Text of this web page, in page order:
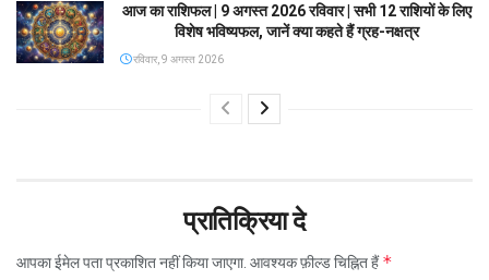
आज का राशिफल | 9 अगस्त 2026 रविवार | सभी 12 राशियों के लिए
विशेष भविष्यफल, जानें क्या कहते हैं ग्रह-नक्षत्र
रविवार, 9 अगस्त 2026
प्रातिक्रिया दे
आपका ईमेल पता प्रकाशित नहीं किया जाएगा. आवश्यक फ़ील्ड चिह्नित हैं*